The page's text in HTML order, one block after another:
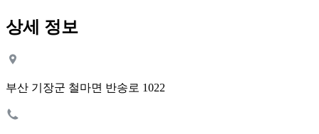
상세 정보
부산 기장군 철마면 반송로 1022